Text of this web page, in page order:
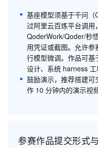
基座模型须基于千问
过阿里云百炼平台调
QoderWork/Qoder/秒
用凭证或截图。允许
行模型微调。作品可
设计、系统 harness 工
鼓励演示，推荐搭建可
作 10 分钟内的演示视频
参赛作品提交形式与